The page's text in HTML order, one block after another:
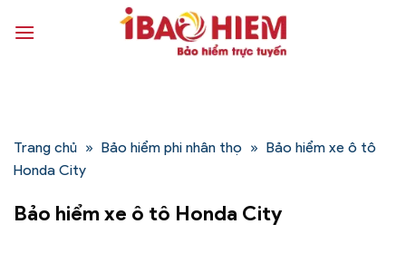
qua
Trang chủ » Bảo hiểm phi nhân thọ » Bảo hiểm xe ô tô
Honda City
Bảo hiểm xe ô tô Honda City